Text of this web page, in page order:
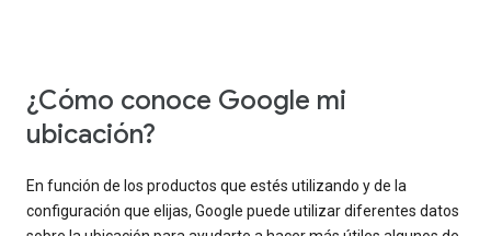
¿Cómo conoce Google mi
ubicación?
En función de los productos que estés utilizando y de la
configuración que elijas, Google puede utilizar diferentes datos